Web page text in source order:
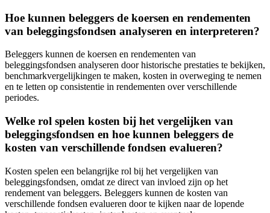
Hoe kunnen beleggers de koersen en rendementen
van beleggingsfondsen analyseren en interpreteren?
Beleggers kunnen de koersen en rendementen van
beleggingsfondsen analyseren door historische prestaties te bekijken,
benchmarkvergelijkingen te maken, kosten in overweging te nemen
en te letten op consistentie in rendementen over verschillende
periodes.
Welke rol spelen kosten bij het vergelijken van
beleggingsfondsen en hoe kunnen beleggers de
kosten van verschillende fondsen evalueren?
Kosten spelen een belangrijke rol bij het vergelijken van
beleggingsfondsen, omdat ze direct van invloed zijn op het
rendement van beleggers. Beleggers kunnen de kosten van
verschillende fondsen evalueren door te kijken naar de lopende